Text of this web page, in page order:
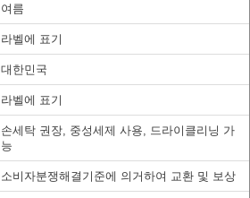
여름
라벨에 표기
대한민국
라벨에 표기
손세탁 권장, 중성세제 사용, 드라이클리닝 가
능
소비자분쟁해결기준에 의거하여 교환 및 보상